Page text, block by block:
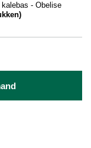
kalebas - Obelise